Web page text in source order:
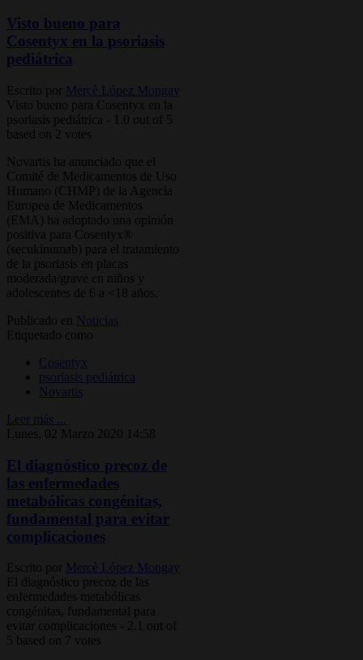
Visto bueno para
Cosentyx en la psoriasis
pediátrica
Escrito por
Mercè López Mongay
Visto bueno para Cosentyx en la
psoriasis pediátrica - 1.0 out of 5
based on
2 votes
Novartis ha anunciado que el
Comité de Medicamentos de Uso
Humano (CHMP) de la Agencia
Europea de Medicamentos
(EMA) ha adoptado una opinión
positiva para Cosentyx®
(secukinumab) para el tratamiento
de la psoriasis en placas
moderada/grave en niños y
adolescentes de 6 a <18 años.
Publicado en
Noticias
Etiquetado como
Cosentyx
psoriasis pediátrica
Novartis
Leer más ...
Lunes, 02 Marzo 2020 14:58
El diagnóstico precoz de
las enfermedades
metabólicas congénitas,
fundamental para evitar
complicaciones
Escrito por
Mercè López Mongay
El diagnóstico precoz de las
enfermedades metabólicas
congénitas, fundamental para
evitar complicaciones - 2.1 out of
5 based on 7 votes